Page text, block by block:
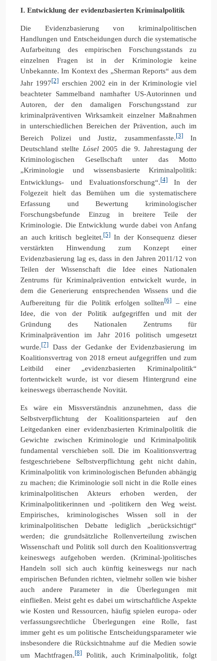
I. Entwicklung der evidenzbasierten Kriminalpolitik
Die Evidenzbasierung von kriminalpolitischen
Handlungen und Entscheidungen durch die systematische
Aufarbeitung des empirischen Forschungsstands zu
einzelnen Fragen ist in der Kriminologie keine
Unbekannte. Im Kontext des „Sherman Reports“ aus dem
Jahr 1997[2] erschien 2002 ein in der Kriminologie viel
beachteter Sammelband namhafter US-Autorinnen und
Autoren, der den damaligen Forschungsstand zur
kriminalpräventiven Wirksamkeit einzelner Maßnahmen
in unterschiedlichen Bereichen der Prävention, auch im
Bereich Polizei und Justiz, zusammenfasste.[3]In
Deutschland stellte Lösel2005 die 9. Jahrestagung der
Kriminologischen Gesellschaft unter das Motto
„Kriminologie und wissensbasierte Kriminalpolitik:
Entwicklungs- und Evaluationsforschung“.[4]In der
Folgezeit hielt das Bemühen um die systematischere
Erfassung und Bewertung kriminologischer
Forschungsbefunde Einzug in breitere Teile der
Kriminologie. Die Entwicklung wurde dabei von Anfang
an auch kritisch begleitet.[5]In der Konsequenz dieser
verstärkten Hinwendung zum Konzept einer
Evidenzbasierung lag es, dass in den Jahren 2011/12 von
Teilen der Wissenschaft die Idee eines Nationalen
Zentrums für Kriminalprävention entwickelt wurde, in
dem die Generierung entsprechenden Wissens und die
Aufbereitung für die Politik erfolgen sollten[6] – eine
Idee, die von der Politik aufgegriffen und mit der
Gründung des Nationalen Zentrums für
Kriminalprävention im Jahr 2016 politisch umgesetzt
wurde.[7] Dass der Gedanke der Evidenzbasierung im
Koalitionsvertrag von 2018 erneut aufgegriffen und zum
Leitbild einer „evidenzbasierten Kriminalpolitik“
fortentwickelt wurde, ist vor diesem Hintergrund eine
keineswegs überraschende Novität.
Es wäre ein Missverständnis anzunehmen, dass die
Selbstverpflichtung der Koalitionsparteien auf den
Leitgedanken einer evidenzbasierten Kriminalpolitik die
Gewichte zwischen Kriminologie und Kriminalpolitik
fundamental verschieben soll. Die im Koalitionsvertrag
festgeschriebene Selbstverpflichtung geht nicht dahin,
Kriminalpolitik von kriminologischen Befunden abhängig
zu machen; die Kriminologie soll nicht in die Rolle eines
kriminalpolitischen Akteurs erhoben werden, der
Kriminalpolitikerinnen und -politikern den Weg weist.
Empirisches, kriminologisches Wissen soll in der
kriminalpolitischen Debatte lediglich „berücksichtigt“
werden; die grundsätzliche Rollenverteilung zwischen
Wissenschaft und Politik soll durch den Koalitionsvertrag
keineswegs aufgehoben werden. (Kriminal-)politisches
Handeln soll sich auch künftig keineswegs nur nach
empirischen Befunden richten, vielmehr sollen wie bisher
auch andere Parameter in die Überlegungen mit
einfließen. Meist geht es dabei um wirtschaftliche Aspekte
wie Kosten und Ressourcen, häufig spielen europa- oder
verfassungsrechtliche Überlegungen eine Rolle, fast
immer geht es um politische Entscheidungsparameter wie
insbesondere die Rücksichtnahme auf die Medien sowie
um Machtfragen.[8]Politik, auch Kriminalpolitik, folgt